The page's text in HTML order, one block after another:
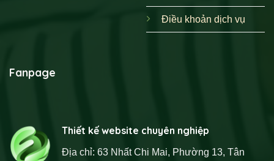
Điều khoản dịch vụ
Fanpage
Thiết kế website chuyên nghiệp
Địa chỉ: 63 Nhất Chi Mai, Phường 13, Tân